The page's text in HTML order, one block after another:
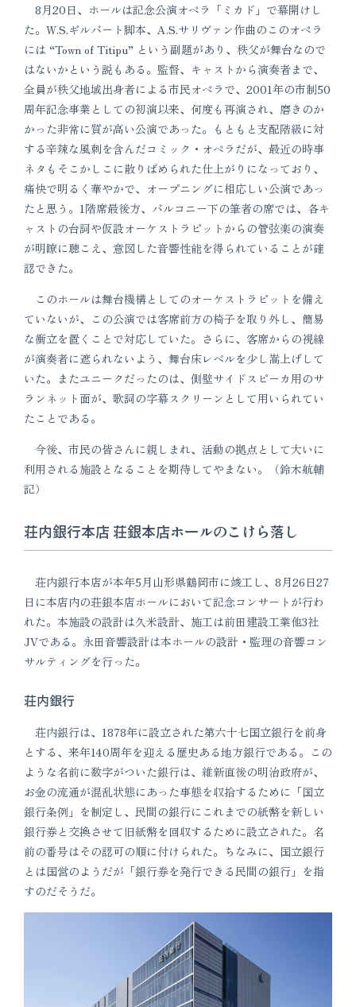
8月20日、ホールは記念公演オペラ「ミカド」で幕開けし
た。W.S.ギルバート脚本、A.S.サリヴァン作曲のこのオペラ
には “Town of Titipu” という副題があり、秩父が舞台なので
はないかという説もある。監督、キャストから演奏者まで、
全員が秩父地域出身者による市民オペラで、2001年の市制50
周年記念事業としての初演以来、何度も再演され、磨きのか
かった非常に質が高い公演であった。もともと支配階級に対
する辛辣な風刺を含んだコミック・オペラだが、最近の時事
ネタもそこかしこに散りばめられた仕上がりになっており、
痛快で明るく華やかで、オープニングに相応しい公演であっ
たと思う。1階席最後方、バルコニー下の筆者の席では、各キ
ャストの台詞や仮設オーケストラピットからの管弦楽の演奏
が明瞭に聴こえ、意図した音響性能を得られていることが確
認できた。
このホールは舞台機構としてのオーケストラピットを備え
ていないが、この公演では客席前方の椅子を取り外し、簡易
な衝立を置くことで対応していた。さらに、客席からの視線
が演奏者に遮られないよう、舞台床レベルを少し嵩上げして
いた。またユニークだったのは、側壁サイドスピーカ用のサ
ランネット面が、歌詞の字幕スクリーンとして用いられてい
たことである。
今後、市民の皆さんに親しまれ、活動の拠点として大いに
利用される施設となることを期待してやまない。（鈴木航輔
記）
荘内銀行本店 荘銀本店ホールのこけら落し
荘内銀行本店が本年5月山形県鶴岡市に竣工し、8月26日27
日に本店内の荘銀本店ホールにおいて記念コンサートが行わ
れた。本施設の設計は久米設計、施工は前田建設工業他3社
JVである。永田音響設計は本ホールの設計・監理の音響コン
サルティングを行った。
荘内銀行
荘内銀行は、1878年に設立された第六十七国立銀行を前身
とする、来年140周年を迎える歴史ある地方銀行である。この
ような名前に数字がついた銀行は、維新直後の明治政府が、
お金の流通が混乱状態にあった事態を収拾するために「国立
銀行条例」を制定し、民間の銀行にこれまでの紙幣を新しい
銀行券と交換させて旧紙幣を回収するために設立された。名
前の番号はその認可の順に付けられた。ちなみに、国立銀行
とは国営のようだが「銀行券を発行できる民間の銀行」を指
すのだそうだ。